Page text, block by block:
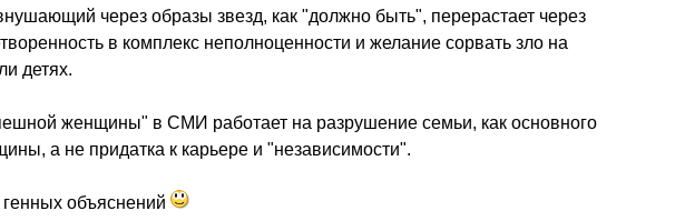
через образы звезд, как "должно быть", перерастает через
в комплекс неполноценности и желание сорвать зло на
детях.
женщины" в СМИ работает на разрушение семьи, как основного
а не придатка к карьере и "независимости".
объяснений